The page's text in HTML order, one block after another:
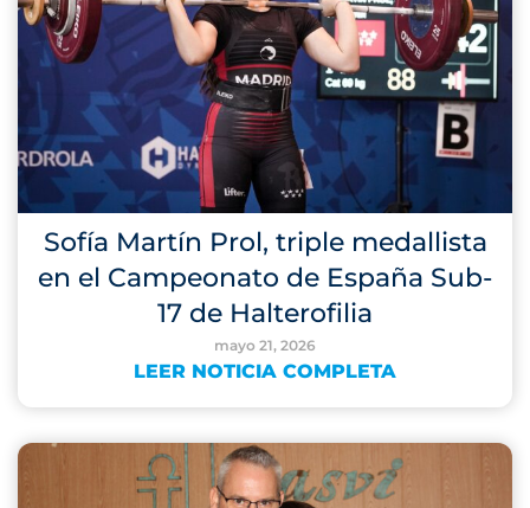
Sofía Martín Prol, triple medallista
en el Campeonato de España Sub-
17 de Halterofilia
mayo 21, 2026
LEER NOTICIA COMPLETA